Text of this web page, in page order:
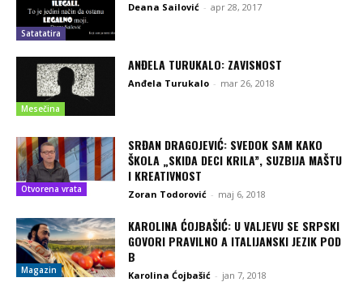
Satatatira
Deana Sailović - apr 28, 2017
Mesečina
ANĐELA TURUKALO: ZAVISNOST
Anđela Turukalo - mar 26, 2018
Otvorena vrata
SRĐAN DRAGOJEVIĆ: SVEDOK SAM KAKO
ŠKOLA „SKIDA DECI KRILA”, SUZBIJA MAŠTU
I KREATIVNOST
Zoran Todorović - maj 6, 2018
Magazin
KAROLINA ĆOJBAŠIĆ: U VALJEVU SE SRPSKI
GOVORI PRAVILNO A ITALIJANSKI JEZIK POD
B
Karolina Ćojbašić - jan 7, 2018